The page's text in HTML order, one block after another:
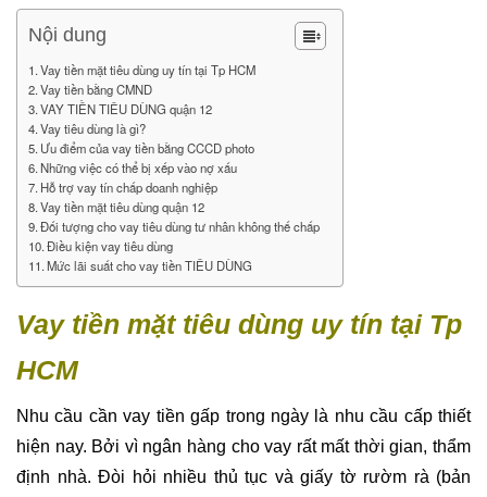
Nội dung
Vay tiền mặt tiêu dùng uy tín tại Tp HCM
Vay tiền bằng CMND
VAY TIỀN TIÊU DÙNG quận 12
Vay tiêu dùng là gì?
Ưu điểm của vay tiền bằng CCCD photo
Những việc có thể bị xếp vào nợ xấu
Hỗ trợ vay tín chấp doanh nghiệp
Vay tiền mặt tiêu dùng quận 12
Đối tượng cho vay tiêu dùng tư nhân không thế chấp
Điều kiện vay tiêu dùng
Mức lãi suất cho vay tiền TIÊU DÙNG
Vay tiền mặt tiêu dùng uy tín tại Tp
HCM
Nhu cầu cần vay tiền gấp trong ngày là nhu cầu cấp thiết
hiện nay. Bởi vì ngân hàng cho vay rất mất thời gian, thẩm
định nhà. Đòi hỏi nhiều thủ tục và giấy tờ rườm rà (bản